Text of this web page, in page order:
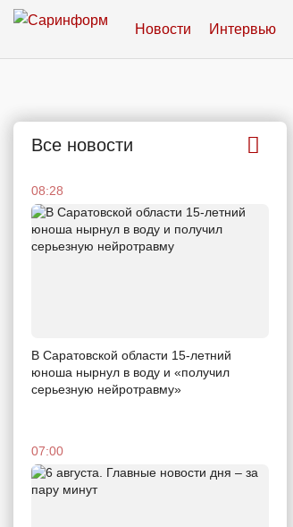
Новости Интервью
Все новости
08:28
В Саратовской области 15-летний
юноша нырнул в воду и «получил
серьезную нейротравму»
07:00